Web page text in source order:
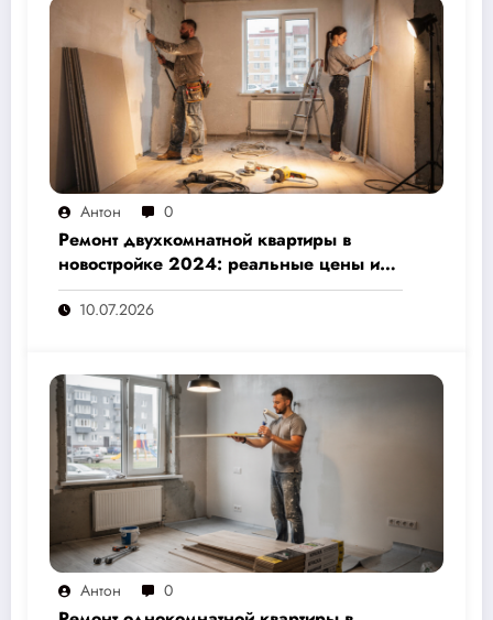
Антон 0
Ремонт двухкомнатной квартиры в
новостройке 2024: реальные цены и
скрытые расходы, которые вам не
назовут подрядчики
10.07.2026
Антон 0